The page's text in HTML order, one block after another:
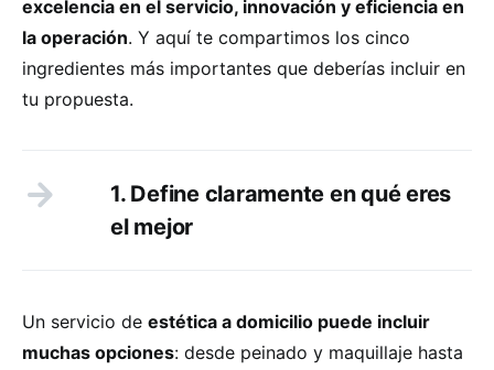
excelencia en el servicio, innovación y eficiencia en
la operación. Y aquí te compartimos los cinco
ingredientes más importantes que deberías incluir en
tu propuesta.
1. Define claramente en qué eres
el mejor
Un servicio de estética a domicilio puede incluir
muchas opciones: desde peinado y maquillaje hasta